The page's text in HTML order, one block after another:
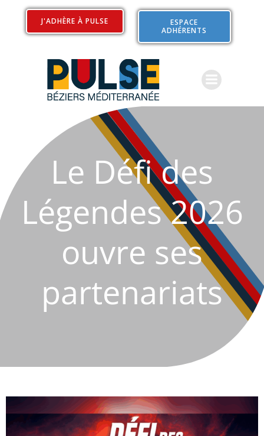
Aller
contenu
J'ADHÈRE À PULSE
ESPACE
ADHÉRENTS
Le Défi des
Légendes 2026
ouvre ses
partenariats